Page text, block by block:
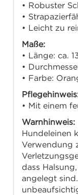
• Robuster
•
• Leicht zu
Maße:
• Länge: ca.
•
• Farbe:
• Mit einem
Warnhinweis:
Hundeleinen
Verwendung
dass
angelegt